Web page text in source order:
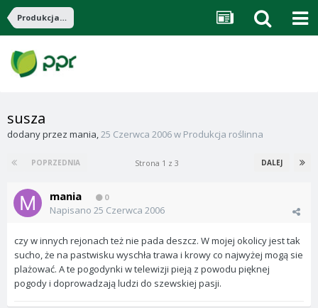
Produkcja roślinna
susza
dodany przez mania,25 Czerwca 2006w Produkcja roślinna
POPRZEDNIA DALEJ
Strona 1 z 3
mania 0
Napisano 25 Czerwca 2006
czy w innych rejonach też nie pada deszcz. W mojej okolicy jest tak
sucho, że na pastwisku wyschła trawa i krowy co najwyżej mogą sie
plażować. A te pogodynki w telewizji pieją z powodu pięknej
pogody i doprowadzają ludzi do szewskiej pasji.